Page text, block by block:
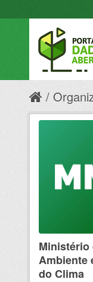
Ministério
Ambiente
do Clima